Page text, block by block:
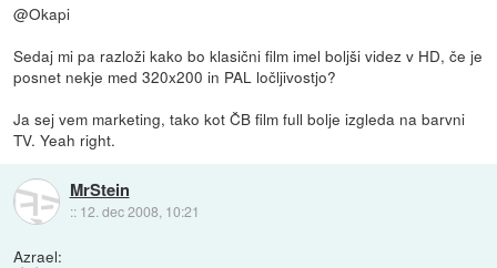
@Okapi
Sedaj mi pa razloži kako bo klasični film imel boljši videz v HD, če je
posnet nekje med 320x200 in PAL ločljivostjo?
Ja sej vem marketing, tako kot ČB film full bolje izgleda na barvni
TV. Yeah right.
MrStein
:: 12. dec 2008, 10:21
Azrael: